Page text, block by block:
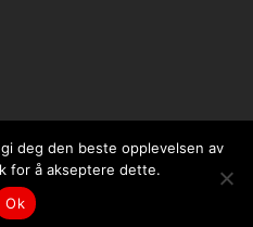
deg den beste opplevelsen av
for å akseptere dette.
Ok